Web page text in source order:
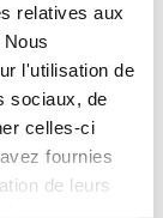
relatives aux
l'utilisation de
sociaux, de
celles-ci
fournies
de leurs
Le
précédent »
de 4,7
3 mois plus